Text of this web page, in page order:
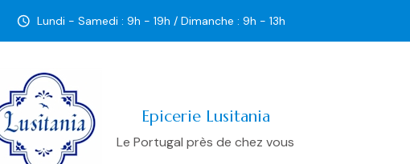
Lundi - Samedi : 9h - 19h / Dimanche : 9h - 13h
Epicerie Lusitania
Le Portugal près de chez vous